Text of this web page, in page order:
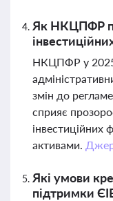
Як НКЦПФР
НКЦПФР у 2025
змін до
сприяє
інвестиційних
активами.
Які умови
підтримки